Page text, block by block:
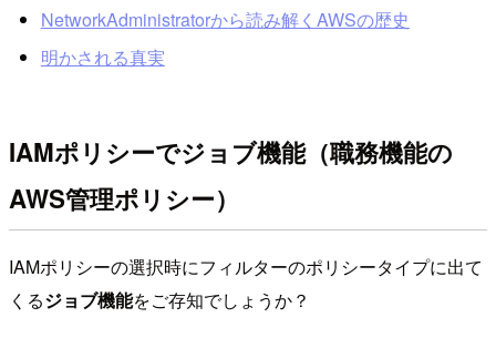
NetworkAdministratorから読み解くAWSの歴史
明かされる真実
IAMポリシーでジョブ機能（職務機能の
AWS管理ポリシー）
IAMポリシーの選択時にフィルターのポリシータイプに出て
くるジョブ機能をご存知でしょうか？